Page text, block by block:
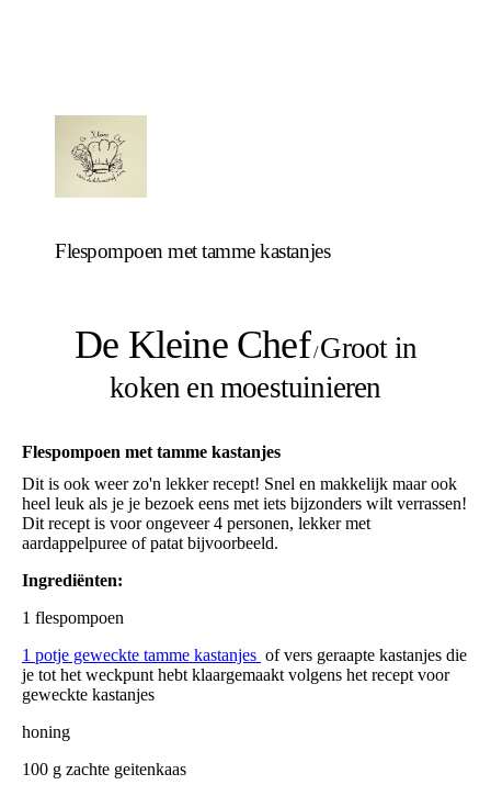
Flespompoen met tamme kastanjes
De Kleine Chef/Groot in
koken en moestuinieren
Flespompoen met tamme kastanjes
Dit is ook weer zo'n lekker recept! Snel en makkelijk maar ook
heel leuk als je je bezoek eens met iets bijzonders wilt verrassen!
Dit recept is voor ongeveer 4 personen, lekker met
aardappelpuree of patat bijvoorbeeld.
Ingrediënten:
1 flespompoen
1 potje geweckte tamme kastanjes of vers geraapte kastanjes die
je tot het weckpunt hebt klaargemaakt volgens het recept voor
geweckte kastanjes
honing
100 g zachte geitenkaas